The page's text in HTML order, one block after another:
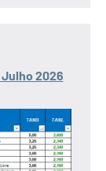
Julho 2026